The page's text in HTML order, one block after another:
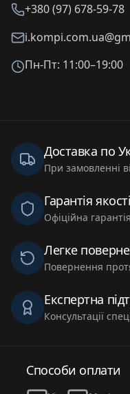
+380 (97) 678-59-78
Пн-Пт: 11:00–19:00
Доставка по
При замовленні
Гарантія якості
Офіційна
Легке
Повернення
Експертна
Консультації
Способи оплати